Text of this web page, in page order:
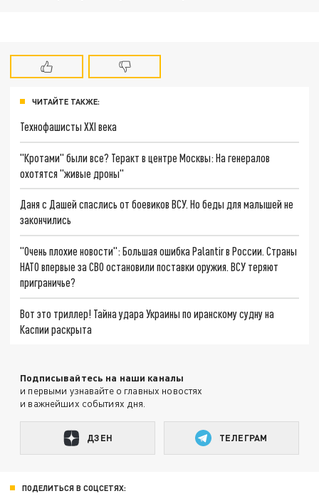
ЧИТАЙТЕ ТАКЖЕ:
Технофашисты XXI века
"Кротами" были все? Теракт в центре Москвы: На генералов
охотятся "живые дроны"
Даня с Дашей спаслись от боевиков ВСУ. Но беды для малышей не
закончились
"Очень плохие новости": Большая ошибка Palantir в России. Страны
НАТО впервые за СВО остановили поставки оружия. ВСУ теряют
приграничье?
Вот это триллер! Тайна удара Украины по иранскому судну на
Каспии раскрыта
Подписывайтесь на наши каналы
и первыми узнавайте о главных новостях
и важнейших событиях дня.
ДЗЕН ТЕЛЕГРАМ
ПОДЕЛИТЬСЯ В СОЦСЕТЯХ: